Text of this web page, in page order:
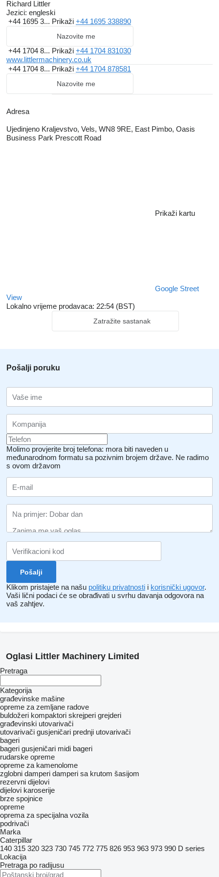
with our bankers and accountants, who have represented the
Company's interests since it was first established.
Richard Littler
Jezici: engleski
+44 1695 3... Prikaži +44 1695 338890
Nazovite me
+44 1704 8... Prikaži +44 1704 831030
www.littlermachinery.co.uk
+44 1704 8... Prikaži +44 1704 878581
Nazovite me
Adresa
Ujedinjeno Kraljevstvo, Vels, WN8 9RE, East Pimbo, Oasis
Business Park Prescott Road
Prikaži kartu
Google Street
View
Lokalno vrijeme prodavaca: 22:54 (BST)
Zatražite sastanak
Pošalji poruku
Molimo provjerite broj telefona: mora biti naveden u
međunarodnom formatu sa pozivnim brojem države. Ne radimo
s ovom državom
Klikom pristajete na našu politiku privatnosti i korisnički ugovor.
Vaši lični podaci će se obrađivati ​​u svrhu davanja odgovora na
vaš zahtjev.
Oglasi Littler Machinery Limited
Pretraga
Kategorija
građevinske mašine
opreme za zemljane radove
buldožeri kompaktori skrejperi grejderi
građevinski utovarivači
utovarivači gusjeničari prednji utovarivači
bageri
bageri gusjeničari midi bageri
rudarske opreme
opreme za kamenolome
zglobni damperi damperi sa krutom šasijom
rezervni dijelovi
dijelovi karoserije
brze spojnice
opreme
oprema za specijalna vozila
podrivači
Marka
Caterpillar
140 315 320 323 730 745 772 775 826 953 963 973 990 D series
Lokacija
Pretraga po radijusu